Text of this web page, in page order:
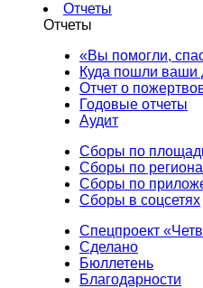
Отчеты
Отчеты
«Вы помогли,
Куда пошли ваши
Отчет о
Годовые отчеты
Аудит
Сборы по
Сборы по
Сборы по
Сборы в соцсетях
Спецпроект
Сделано
Бюллетень
Благодарности